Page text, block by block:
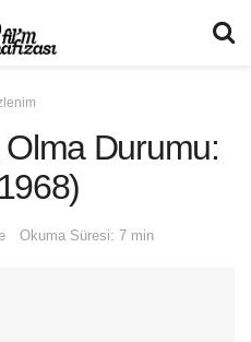
Durumu:
Okuma Süresi: 7 min